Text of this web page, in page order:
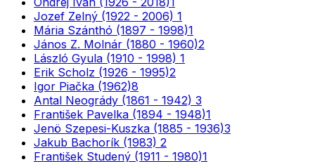
Jozef Zelný (1922 - 2006) 1
Mária Szánthó (1897 - 1998)1
János Z. Molnár (1880 - 1960)2
László Gyula (1910 - 1998) 1
Erik Scholz (1926 - 1995)2
Igor Piačka (1962)8
Antal Neogrády (1861 - 1942) 3
František Pavelka (1894 - 1948)1
Jenö Szepesi-Kuszka (1885 - 1936)3
Jakub Bachorík (1983) 2
František Studený (1911 - 1980)1